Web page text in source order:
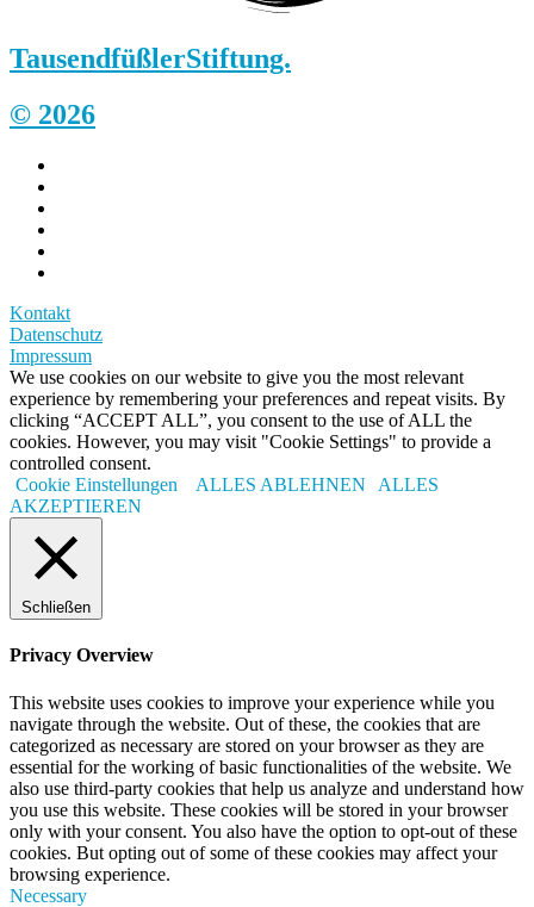
TausendfüßlerStiftung.
© 2026
Kontakt
Datenschutz
Impressum
We use cookies on our website to give you the most relevant
experience by remembering your preferences and repeat visits. By
clicking “ACCEPT ALL”, you consent to the use of ALL the
cookies. However, you may visit "Cookie Settings" to provide a
controlled consent.
Cookie Einstellungen
ALLES ABLEHNEN
ALLES
AKZEPTIEREN
Schließen
Privacy Overview
This website uses cookies to improve your experience while you
navigate through the website. Out of these, the cookies that are
categorized as necessary are stored on your browser as they are
essential for the working of basic functionalities of the website. We
also use third-party cookies that help us analyze and understand how
you use this website. These cookies will be stored in your browser
only with your consent. You also have the option to opt-out of these
cookies. But opting out of some of these cookies may affect your
browsing experience.
Necessary